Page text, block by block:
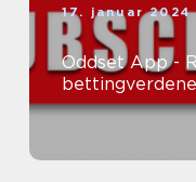
17. januar 2024
Oddset App -